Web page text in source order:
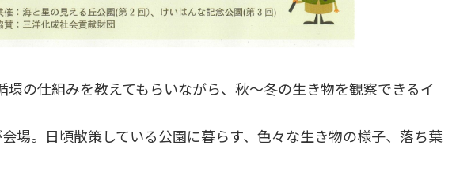
の仕組みを教えてもらいながら、秋～冬の生き物を観察できるイ
場。日頃散策している公園に暮らす、色々な生き物の様子、落ち葉